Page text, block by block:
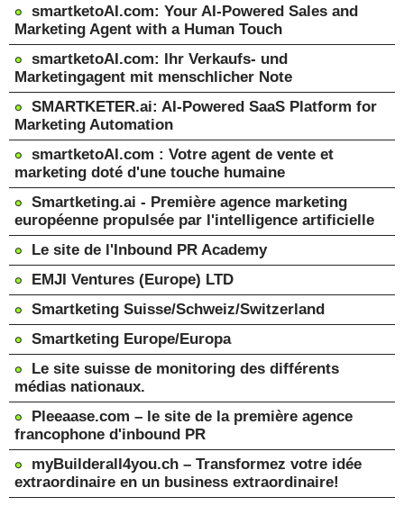
smartketoAI.com: Your AI-Powered Sales and
Marketing Agent with a Human Touch
smartketoAI.com: Ihr Verkaufs- und
Marketingagent mit menschlicher Note
SMARTKETER.ai: AI-Powered SaaS Platform for
Marketing Automation
smartketoAI.com : Votre agent de vente et
marketing doté d'une touche humaine
Smartketing.ai - Première agence marketing
européenne propulsée par l'intelligence artificielle
Le site de l'Inbound PR Academy
EMJI Ventures (Europe) LTD
Smartketing Suisse/Schweiz/Switzerland
Smartketing Europe/Europa
Le site suisse de monitoring des différents
médias nationaux.
Pleeaase.com – le site de la première agence
francophone d'inbound PR
myBuilderall4you.ch – Transformez votre idée
extraordinaire en un business extraordinaire!